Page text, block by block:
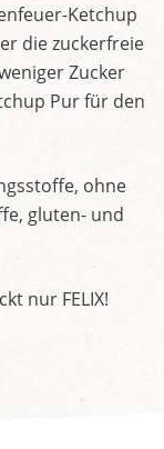
Ketchup
die zuckerfreie
Zucker
Pur für den
ohne
gluten- und
nur FELIX!